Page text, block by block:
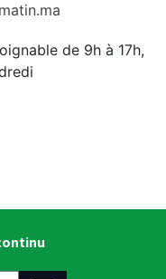
de 9h à 17h,